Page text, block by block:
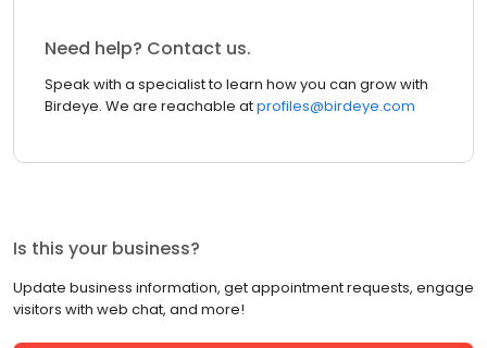
Need help? Contact us.
Speak with a specialist to learn how you can grow with
Birdeye. We are reachable atprofiles@birdeye.com
Is this your business?
Update business information, get appointment requests, engage
visitors with web chat, and more!